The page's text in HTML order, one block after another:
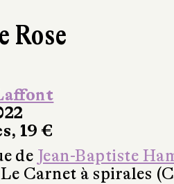
Rose
19 €
de Jean-Baptiste
Carnet à spirales